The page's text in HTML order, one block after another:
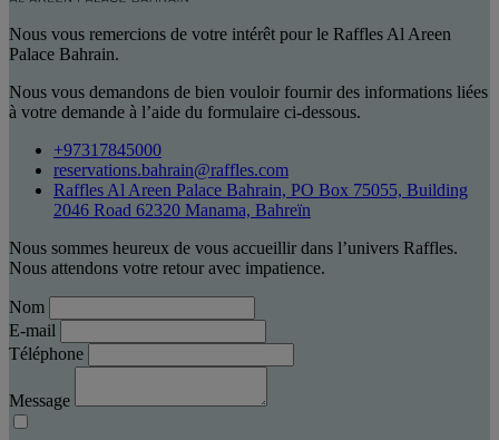
Nous vous remercions de votre intérêt pour le Raffles Al Areen
Palace Bahrain.
Nous vous demandons de bien vouloir fournir des informations liées
à votre demande à l’aide du formulaire ci-dessous.
+97317845000
reservations.bahrain@raffles.com
Raffles Al Areen Palace Bahrain, PO Box 75055, Building
2046 Road 62320 Manama, Bahreïn
Nous sommes heureux de vous accueillir dans l’univers Raffles.
Nous attendons votre retour avec impatience.
Nom
E-mail
Téléphone
Message